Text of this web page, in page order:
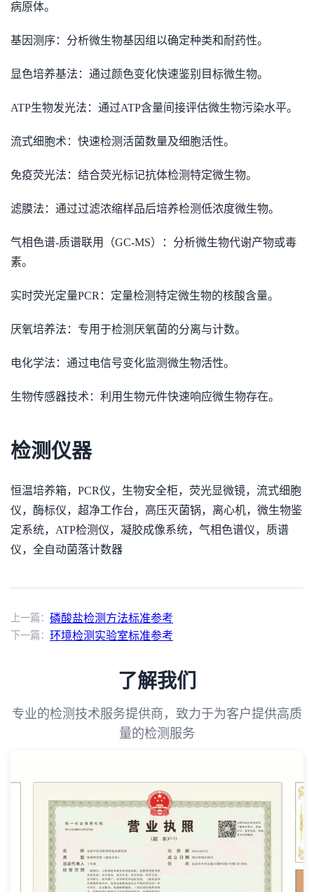
病原体。
基因测序：分析微生物基因组以确定种类和耐药性。
显色培养基法：通过颜色变化快速鉴别目标微生物。
ATP生物发光法：通过ATP含量间接评估微生物污染水平。
流式细胞术：快速检测活菌数量及细胞活性。
免疫荧光法：结合荧光标记抗体检测特定微生物。
滤膜法：通过过滤浓缩样品后培养检测低浓度微生物。
气相色谱-质谱联用（GC-MS）：分析微生物代谢产物或毒
素。
实时荧光定量PCR：定量检测特定微生物的核酸含量。
厌氧培养法：专用于检测厌氧菌的分离与计数。
电化学法：通过电信号变化监测微生物活性。
生物传感器技术：利用生物元件快速响应微生物存在。
检测仪器
恒温培养箱，PCR仪，生物安全柜，荧光显微镜，流式细胞
仪，酶标仪，超净工作台，高压灭菌锅，离心机，微生物鉴
定系统，ATP检测仪，凝胶成像系统，气相色谱仪，质谱
仪，全自动菌落计数器
上一篇： 磷酸盐检测方法标准参考
下一篇： 环境检测实验室标准参考
了解我们
专业的检测技术服务提供商，致力于为客户提供高质
量的检测服务